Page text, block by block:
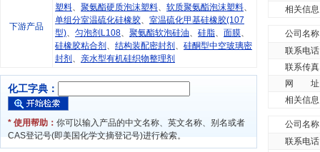
下游产品
塑料、 聚氨酯硬质泡沫塑料、 软质聚氨酯泡沫塑料、
单组分室温硫化硅橡胶、 室温硫化甲基硅橡胶(107
型)、 匀泡剂L108、 聚氨酯软泡硅油、 硅脂、 面膜、
硅橡胶粘合剂 、 结构装配密封剂 、 硅酮型中空玻璃密
封剂 、 亲水型有机硅织物整理剂
化工字典：
* 使用帮助： 你可以输入产品的中文名称、英文名称、别名或者
CAS登记号(即美国化学文摘登记号)进行检索。
相关信息
公司名称
联系电话
联系传真
网 址
相关信息
公司名称
联系电话